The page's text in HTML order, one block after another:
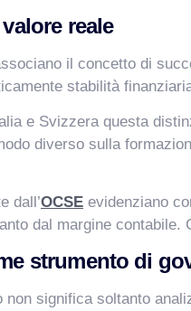
reale
il concetto di
stabilità
e Svizzera questa
diverso sulla
dall’OCSE evidenziano
dal margine contabile.
strumento di
non significa soltanto